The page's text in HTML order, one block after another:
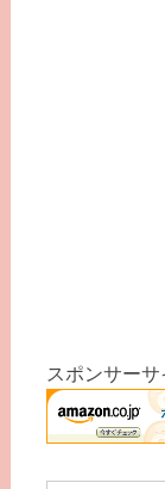
スポンサー